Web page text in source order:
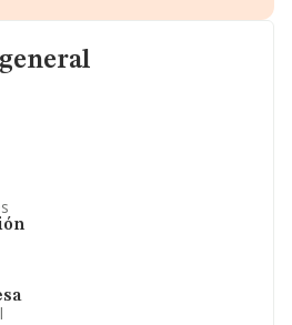
y registral complementaria.